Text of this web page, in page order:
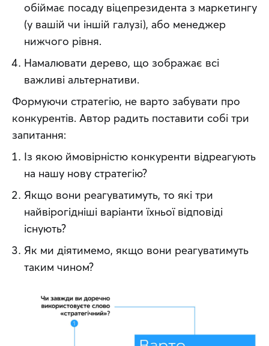
обіймає посаду віцепрезидента з маркетингу
(у вашій чи іншій галузі), або менеджер
нижчого рівня.
Намалювати дерево, що зображає всі
важливі альтернативи.
Формуючи стратегію, не варто забувати про
конкурентів. Автор радить поставити собі три
запитання:
Із якою ймовірністю конкуренти відреагують
на нашу нову стратегію?
Якщо вони реагуватимуть, то які три
найвірогідніші варіанти їхньої відповіді
існують?
Як ми діятимемо, якщо вони реагуватимуть
таким чином?